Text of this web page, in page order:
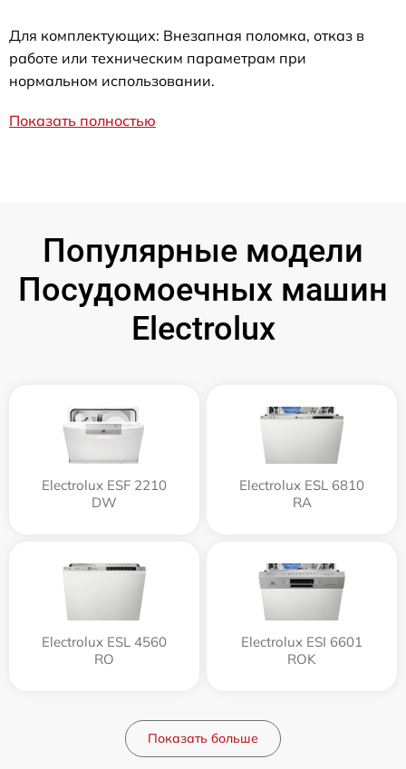
Для комплектующих: Внезапная поломка, отказ в
работе или техническим параметрам при
нормальном использовании.
Показать полностью
Популярные модели
Посудомоечных машин
Electrolux
Electrolux ESF 2210
DW
Electrolux ESL 6810
RA
Electrolux ESL 4560
RO
Electrolux ESI 6601
ROK
Показать больше